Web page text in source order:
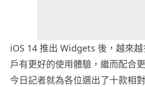
iOS 14 推出 Widgets 後，越來
戶有更好的使用體驗，繼而配合
今日記者就為各位選出了十款相